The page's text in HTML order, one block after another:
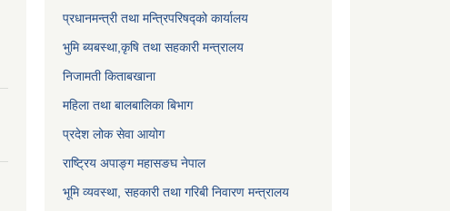
प्रधानमन्त्री तथा मन्त्रिपरिषद्को कार्यालय
भुमि ब्यबस्था,कृषि तथा सहकारी मन्त्रालय
निजामती किताबखाना
महिला तथा बालबालिका बिभाग
प्रदेश लोक सेवा आयोग
राष्ट्रिय अपाङ्ग महासङघ नेपाल
भूमि व्यवस्था, सहकारी तथा गरिबी निवारण मन्त्रालय